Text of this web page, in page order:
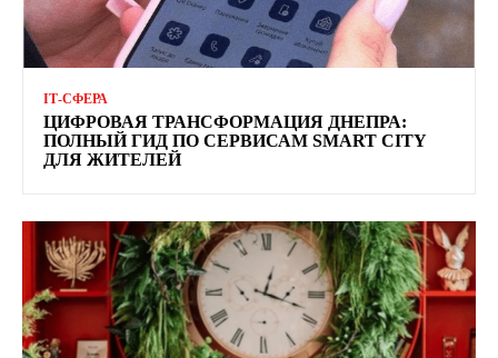
ІТ-СФЕРА
ЦИФРОВАЯ ТРАНСФОРМАЦИЯ ДНЕПРА:
ПОЛНЫЙ ГИД ПО СЕРВИСАМ SMART CITY
ДЛЯ ЖИТЕЛЕЙ